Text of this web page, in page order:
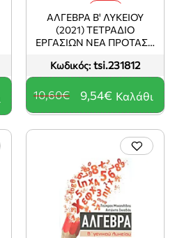
Κωδικός: tsi.231812
ΑΛΓΕΒΡΑ Β' ΛΥΚΕΙΟΥ
(2021) ΤΕΤΡΑΔΙΟ
ΕΡΓΑΣΙΩΝ ΝΕΑ ΠΡΟΤΑΣΗ
9,54€
10,60€ Καλάθι